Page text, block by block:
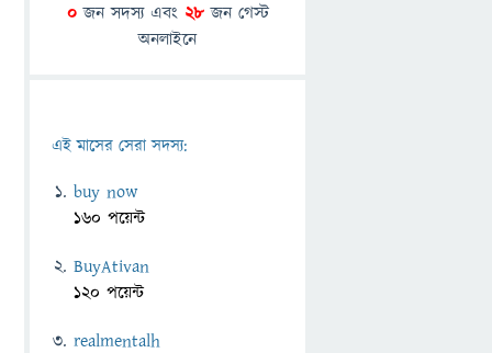
0জন সদস্য এবং 28জন গেস্ট
অনলাইনে
এই মাসের সেরা সদস্য:
buy now
160 পয়েন্ট
BuyAtivan
120 পয়েন্ট
realmentalh